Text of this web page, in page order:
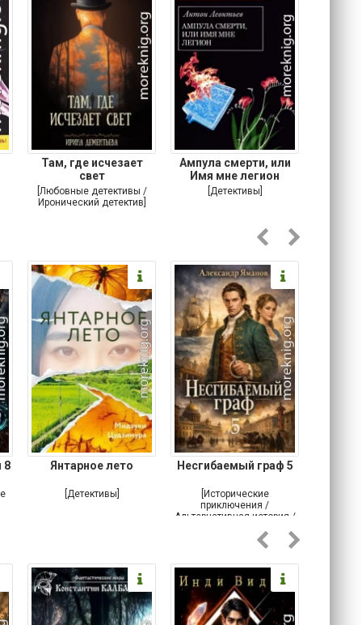
Там, где исчезает
свет
[Любовные детективы /
Иронический детектив]
Ампула смерти, или
Имя мне легион
[Детективы]
8 Янтарное лето
[Детективы]
Несгибаемый граф 5
[Исторические
приключения /
Альтернативная история /